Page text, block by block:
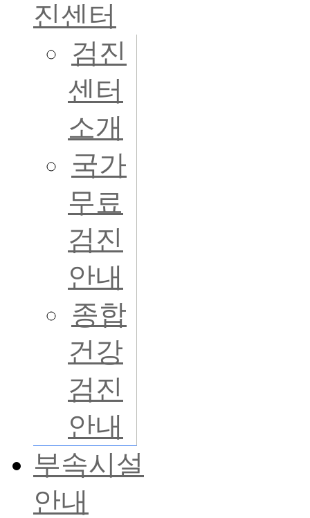
진센터
검진
센터
소개
국가
무료
검진
안내
종합
건강
검진
안내
부속시설
안내